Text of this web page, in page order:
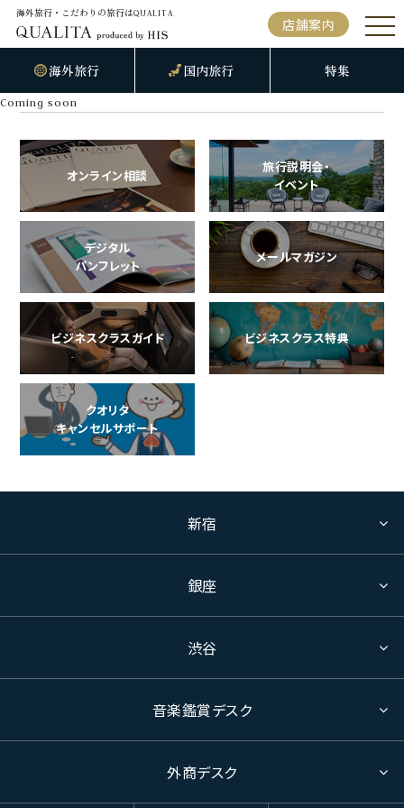
海外旅行・こだわりの旅行はQUALITA
店舗案内
海外旅行 国内旅行 特集
Coming soon
オンライン相談
旅行説明会・
イベント
デジタル
パンフレット
メールマガジン
ビジネスクラスガイド ビジネスクラス特典
クオリタ
キャンセルサポート
新宿
銀座
渋谷
音楽鑑賞デスク
外商デスク